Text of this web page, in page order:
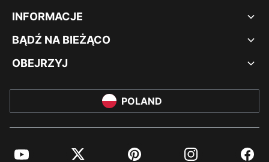
INFORMACJE
BĄDŹ NA BIEŻĄCO
OBEJRZYJ
POLAND
YouTube Twitter Pinterest Instagram